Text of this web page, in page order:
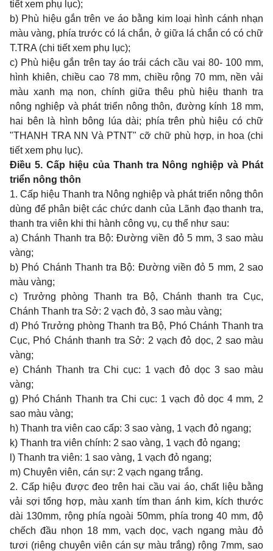
tiết xem phụ lục);
b) Phù hiệu gắn trên ve áo bằng kim loại hình cánh nhạn
màu vàng, phía trước có lá chắn, ở giữa lá chắn có có chữ
T.TRA (chi tiết xem phụ lục);
c) Phù hiệu gắn trên tay áo trái cách cầu vai 80- 100 mm,
hình khiên, chiều cao 78 mm, chiều rộng 70 mm, nền vải
màu xanh mạ non, chính giữa thêu phù hiệu thanh tra
nông nghiệp và phát triển nông thôn, đường kính 18 mm,
hai bên là hình bông lúa dài; phía trên phù hiệu có chữ
"THANH TRA NN Và PTNT" cỡ chữ phù hợp, in hoa (chi
tiết xem phụ lục).
Điều 5. Cấp hiệu của Thanh tra Nông nghiệp và Phát
triển nông thôn
1. Cấp hiệu Thanh tra Nông nghiệp và phát triển nông thôn
dùng để phân biệt các chức danh của Lãnh đạo thanh tra,
thanh tra viên khi thi hành công vụ, cụ thể như sau:
a) Chánh Thanh tra Bộ: Đường viền đỏ 5 mm, 3 sao màu
vàng;
b) Phó Chánh Thanh tra Bộ: Đường viền đỏ 5 mm, 2 sao
màu vàng;
c) Trưởng phòng Thanh tra Bộ, Chánh thanh tra Cục,
Chánh Thanh tra Sở: 2 vạch đỏ, 3 sao màu vàng;
d) Phó Trưởng phòng Thanh tra Bộ, Phó Chánh Thanh tra
Cục, Phó Chánh thanh tra Sở: 2 vạch đỏ dọc, 2 sao màu
vàng;
e) Chánh Thanh tra Chi cục: 1 vạch đỏ dọc 3 sao màu
vàng;
g) Phó Chánh Thanh tra Chi cục: 1 vạch đỏ dọc 4 mm, 2
sao màu vàng;
h) Thanh tra viên cao cấp: 3 sao vàng, 1 vạch đỏ ngang;
k) Thanh tra viên chính: 2 sao vàng, 1 vạch đỏ ngang;
l) Thanh tra viên: 1 sao vàng, 1 vạch đỏ ngang;
m) Chuyên viên, cán sự: 2 vạch ngang trắng.
2. Cấp hiệu được đeo trên hai cầu vai áo, chất liệu bằng
vải sợi tổng hợp, màu xanh tím than ánh kim, kích thước
dài 130mm, rộng phía ngoài 50mm, phía trong 40 mm, độ
chếch đầu nhọn 18 mm, vạch dọc, vạch ngang màu đỏ
tươi (riêng chuyên viên cán sự màu trắng) rộng 7mm, sao